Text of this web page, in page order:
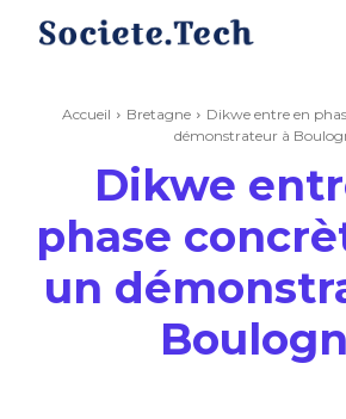
Accueil Bretagne
Dikwe entre en
démonstrateur à
Dikwe
phase
un